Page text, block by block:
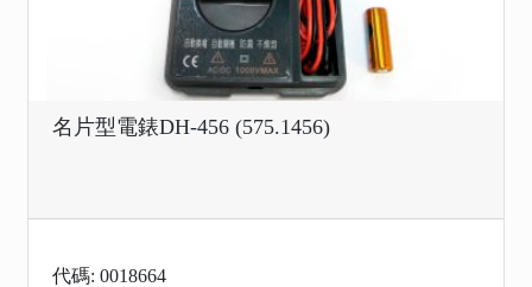
名片型電錶DH-456 (575.1456)
代碼: 0018664